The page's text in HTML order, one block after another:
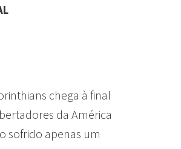
chega à final
da América
sofrido apenas um